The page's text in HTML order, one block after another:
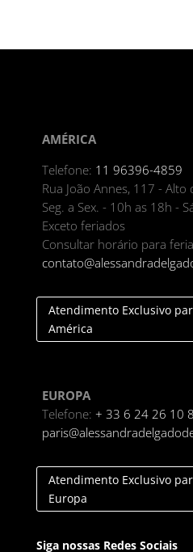
AMÉRICA
Telefone: 11 96396-4859
Rua João Annes, 117 - Alto
Seg. a Sex. - 10h as 18h -
Exceto feriados
Consultar horário para
Atendimento Exclusivo
América
EUROPA
Telefone: + 33 6 24 26 10
Atendimento Exclusivo
Europa
Siga nossas Redes Sociais